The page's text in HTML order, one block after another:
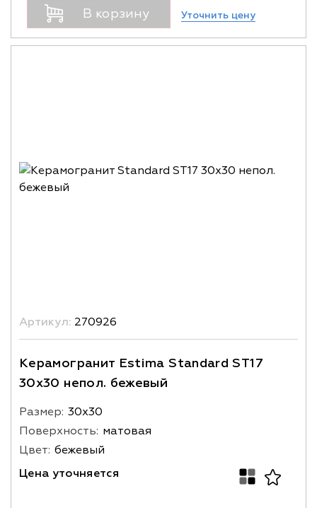
В корзину Уточнить цену
Артикул: 270926
Керамогранит Estima Standard ST17
30x30 непол. бежевый
Размер: 30х30
Поверхность: матовая
Цвет: бежевый
Цена уточняется